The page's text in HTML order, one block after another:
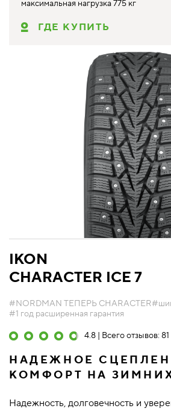
максимальная нагрузка 775 кг
ГДЕ КУПИТЬ
IKON
CHARACTER ICE 7
#NORDMAN ТЕПЕРЬ CHARACTER
#1 год расширенная гарантия
4.8 | Всего отзывов: 81
НАДЕЖНОЕ
КОМФОРТ НА
Надежность, долговечность и